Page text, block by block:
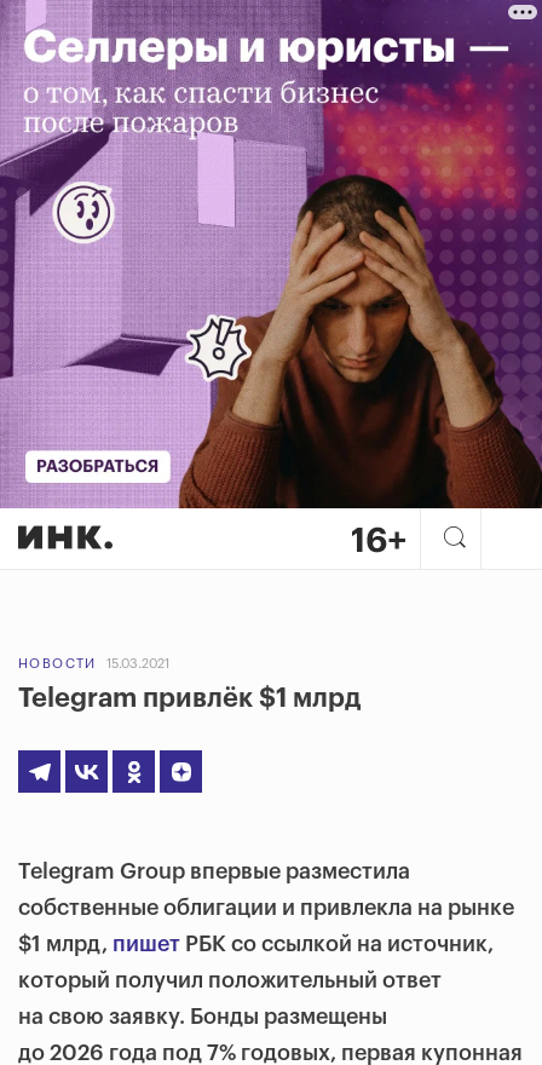
НОВОСТИ 15.03.2021
Telegram привлёк $1 млрд
Telegram Group впервые разместила
собственные облигации и привлекла на рынке
$1 млрд, пишет РБК со ссылкой на источник,
который получил положительный ответ
на свою заявку. Бонды размещены
до 2026 года под 7% годовых, первая купонная